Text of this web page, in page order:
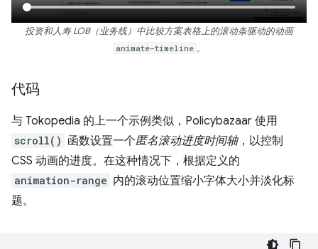
投资和人寿 LOB（业务线）中比较方案表格上的滚动条驱动的动画
animate-timeline 。
代码
与 Tokopedia 的上一个示例类似，Policybazaar 使用
scroll() 函数设置一个匿名滚动进度时间轴，以控制
CSS 动画的进度。在这种情况下，根据定义的
animation-range 内的滚动位置缩小字体大小并淡化标
题。